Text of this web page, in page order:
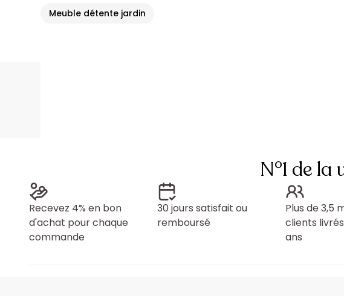
Meuble détente jardin
N°1 de
Recevez 4% en bon
d'achat pour chaque
commande
30 jours satisfait ou
remboursé
Plus de 3,5
clients
ans